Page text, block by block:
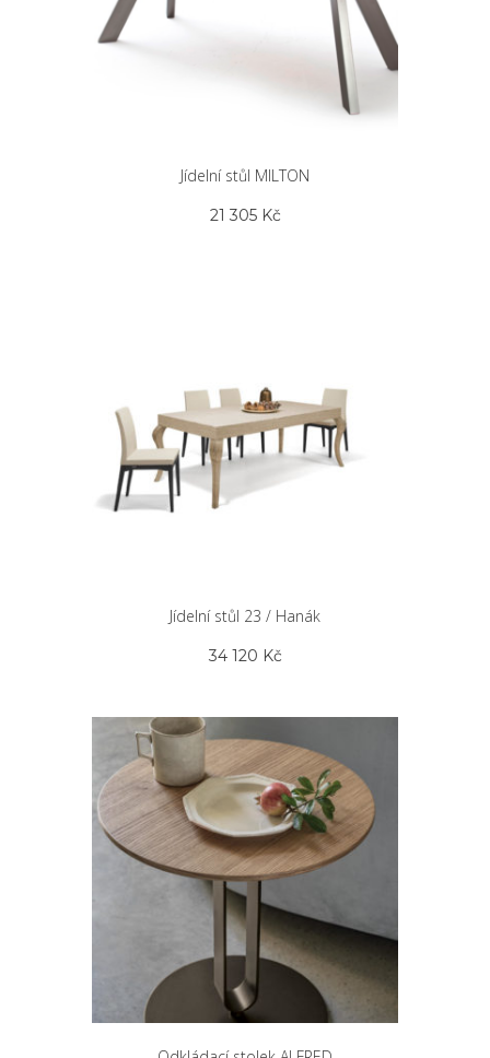
Jídelní stůl MILTON
21 305 Kč
Jídelní stůl 23 / Hanák
34 120 Kč